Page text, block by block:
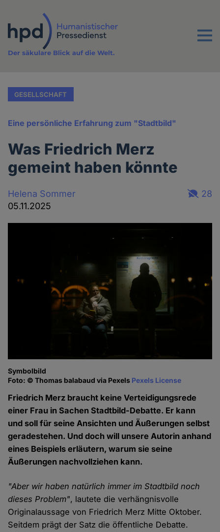
Inhalt
Menu
Der säkulare Blick auf die Welt.
GESELLSCHAFT
Eine persönliche Erfahrung zum "Stadtbild"
Was Friedrich Merz
gemeint haben könnte
Helena Sommer
05.11.2025
28
Symbolbild
Foto: © Thomas balabaud via Pexels Pexels License
Friedrich Merz braucht keine Verteidigungsrede
einer Frau in Sachen Stadtbild-Debatte. Er kann
und soll für seine Ansichten und Äußerungen selbst
geradestehen. Und doch will unsere Autorin anhand
eines Beispiels erläutern, warum sie seine
Äußerungen nachvollziehen kann.
"Aber wir haben natürlich immer im Stadtbild noch
dieses Problem", lautete die verhängnisvolle
Originalaussage von Friedrich Merz Mitte Oktober.
Seitdem prägt der Satz die öffentliche Debatte.